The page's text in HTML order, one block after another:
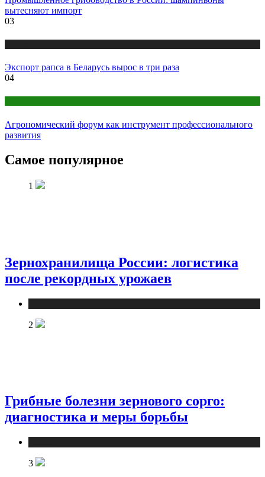
вытесняют импорт
03
Экспорт рапса в Беларусь вырос в три раза
04
Агрономический форум как инструмент профессионального
развития
Самое популярное
1
Зернохранилища России: логистика
после рекордных урожаев
2
Грибные болезни зернового сорго:
диагностика и меры борьбы
3